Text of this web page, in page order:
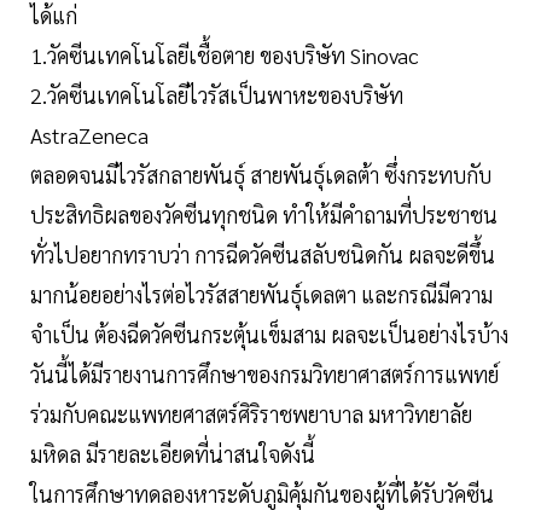
ได้แก่
1.วัคซีนเทคโนโลยีเชื้อตาย ของบริษัท Sinovac
2.วัคซีนเทคโนโลยีไวรัสเป็นพาหะของบริษัท
AstraZeneca
ตลอดจนมีไวรัสกลายพันธุ์ สายพันธุ์เดลต้า ซึ่งกระทบกับ
ประสิทธิผลของวัคซีนทุกชนิด ทำให้มีคำถามที่ประชาชน
ทั่วไปอยากทราบว่า การฉีดวัคซีนสลับชนิดกัน ผลจะดีขึ้น
มากน้อยอย่างไรต่อไวรัสสายพันธุ์เดลตา และกรณีมีความ
จำเป็น ต้องฉีดวัคซีนกระตุ้นเข็มสาม ผลจะเป็นอย่างไรบ้าง
วันนี้ได้มีรายงานการศึกษาของกรมวิทยาศาสตร์การแพทย์
ร่วมกับคณะแพทยศาสตร์ศิริราชพยาบาล มหาวิทยาลัย
มหิดล มีรายละเอียดที่น่าสนใจดังนี้
ในการศึกษาทดลองหาระดับภูมิคุ้มกันของผู้ที่ได้รับวัคซีน